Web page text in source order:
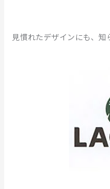
見慣れたデザインにも、知